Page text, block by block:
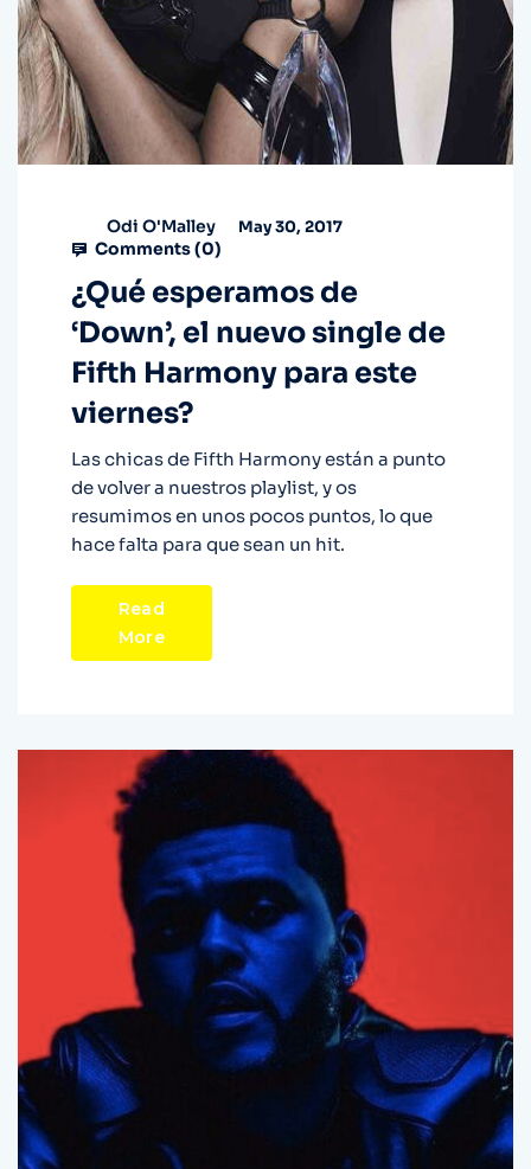
Odi O'Malley May 30, 2017
Comments (0)
¿Qué esperamos de
‘Down’, el nuevo single de
Fifth Harmony para este
viernes?
Las chicas de Fifth Harmony están a punto
de volver a nuestros playlist, y os
resumimos en unos pocos puntos, lo que
hace falta para que sean un hit.
Read
More